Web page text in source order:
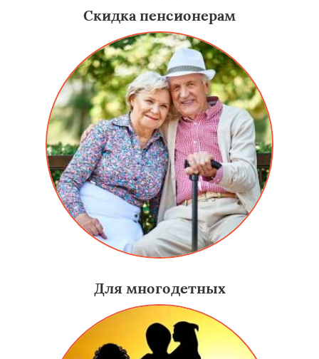
Скидка пенсионерам
Для многодетных